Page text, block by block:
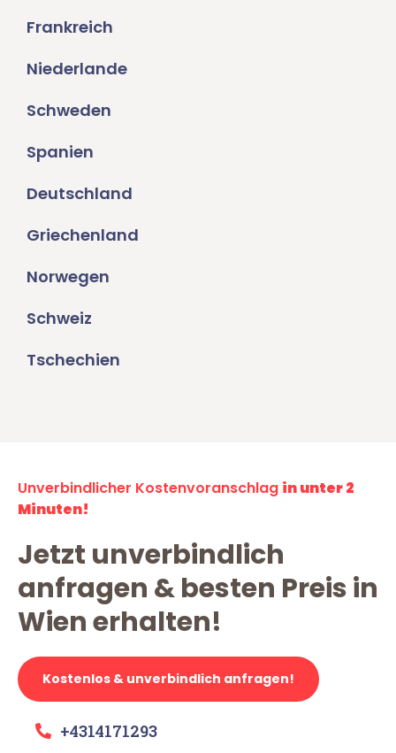
Frankreich
Niederlande
Schweden
Spanien
Deutschland
Griechenland
Norwegen
Schweiz
Tschechien
Unverbindlicher Kostenvoranschlag in unter 2
Minuten!
Jetzt unverbindlich
anfragen & besten Preis in
Wien erhalten!
Kostenlos & unverbindlich anfragen!
+4314171293